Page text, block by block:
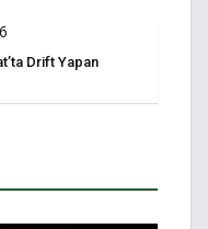
Drift Yapan